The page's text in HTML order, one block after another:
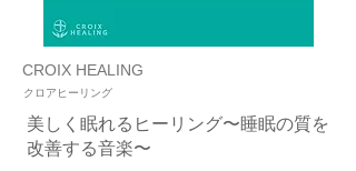
CROIX HEALING
クロアヒーリング
美しく眠れるヒーリング〜睡眠の質を
改善する音楽〜